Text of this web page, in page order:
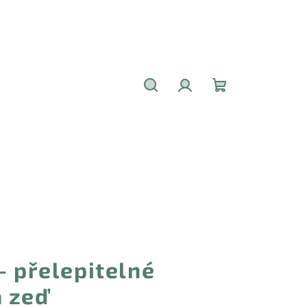
přelepitelné
zeď